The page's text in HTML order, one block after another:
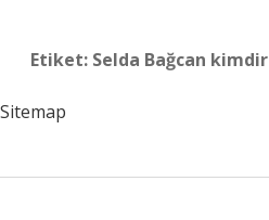
Etiket: Selda Bağcan
Sitemap